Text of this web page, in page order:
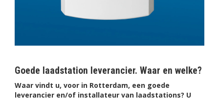
Goede laadstation leverancier. Waar en welke?
Waar vindt u, voor in Rotterdam, een goede
leverancier en/of installateur van laadstations? U